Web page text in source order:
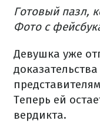
Готовый пазл,
Фото с
Девушка уже
Теперь ей
вердикта.